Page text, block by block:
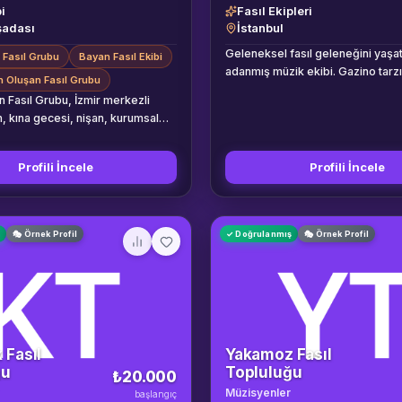
Grubu
Bayan Fasıl Ekibi
Oluşan Fasıl Grubu
Fasıl Grubu, İzmir merkezli
kına gecesi, nişan, kurumsal
profesyonel bir kadın müzik
Ege tarafından Türk sanat
kurulmuştur. Ekip; kadın
keman ve darbukadan
nostaljik şarkılar, fasıl
ve Ege türküleri, Rumeli
ve hareketli oyun havaları
Müzik listesi etkinliğin
profiline ve müşterinin
göre hazırlanabilir.
karşılama sırasında
Profili İncele
Fasıl Ekipleri
İstanbul
Geleneksel fasıl geleneğini
adanmış müzik ekibi. Gazino
Profili İncele
🎭 Örnek Profil
Fasıl
₺20.000
başlangıç
✓ Doğrulanmış 🎭 Örnek Profil
Yakamoz Fasıl
Topluluğu
Müzisyenler